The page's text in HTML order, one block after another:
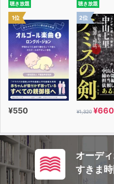
聴き放題
1位
¥550
聴き放題
2位
¥1,320 ¥660
オーデ
すきま